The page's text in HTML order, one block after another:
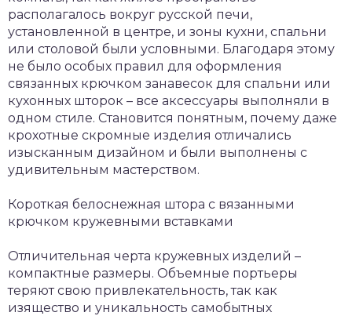
располагалось вокруг русской печи,
установленной в центре, и зоны кухни, спальни
или столовой были условными. Благодаря этому
не было особых правил для оформления
связанных крючком занавесок для спальни или
кухонных шторок – все аксессуары выполняли в
одном стиле. Становится понятным, почему даже
крохотные скромные изделия отличались
изысканным дизайном и были выполнены с
удивительным мастерством.
Короткая белоснежная штора с вязанными
крючком кружевными вставками
Отличительная черта кружевных изделий –
компактные размеры. Объемные портьеры
теряют свою привлекательность, так как
изящество и уникальность самобытных